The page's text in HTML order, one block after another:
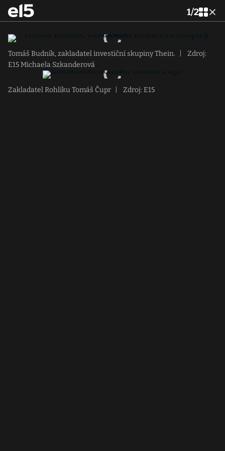
1/2
Tomáš Budník, zakladatel investiční skupiny Thein.
Zdroj:
E15 Michaela Szkanderová
Zakladatel Rohlíku Tomáš Čupr Zdroj: E15